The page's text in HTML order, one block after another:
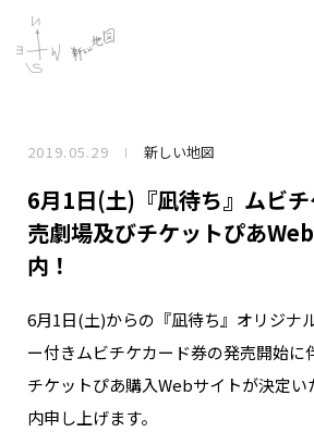
NEWS
SCHEDULE
稲垣 吾郎 草彅 剛 香取 慎吾
DISCOGRAPHY
2019.05.29 新しい地図
6月1日(土)『凪待ち』ムビ
売劇場及びチケットぴあ
内！
6月1日(土)からの『凪待ち』オリジナ
ー付きムビチケカード券の発売開始に
チケットぴあ購入Webサイトが決定
内申し上げます。